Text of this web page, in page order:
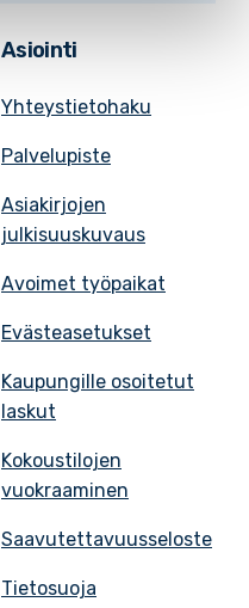
Asiointi
Yhteystietohaku
Palvelupiste
Asiakirjojen
julkisuuskuvaus
Avoimet työpaikat
Evästeasetukset
Kaupungille osoitetut
laskut
Kokoustilojen
vuokraaminen
Saavutettavuusseloste
Tietosuoja